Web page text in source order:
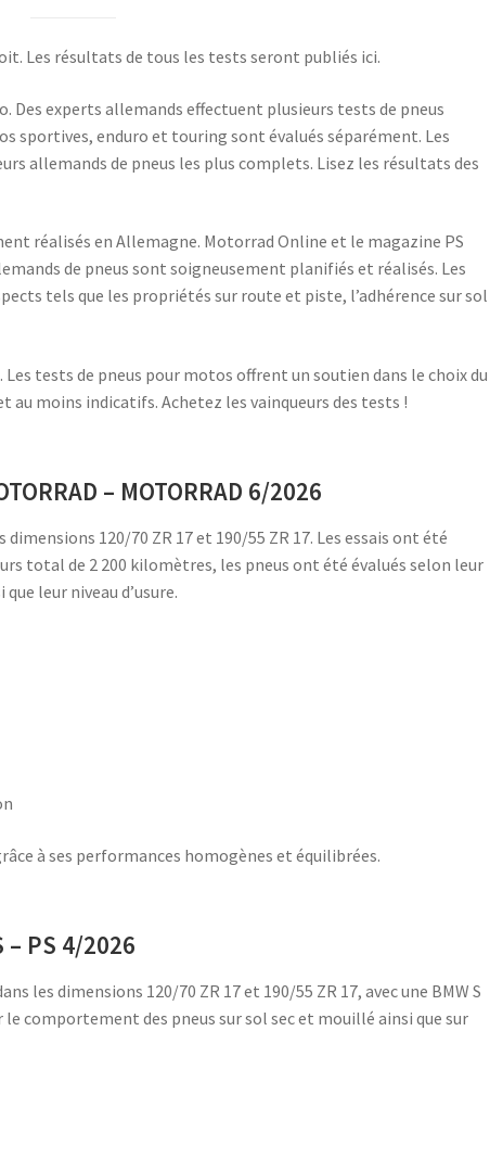
Les résultats de tous les tests seront publiés ici.
Des experts allemands effectuent plusieurs tests de pneus
sportives, enduro et touring sont évalués séparément. Les
allemands de pneus les plus complets. Lisez les résultats des
réalisés en Allemagne. Motorrad Online et le magazine PS
de pneus sont soigneusement planifiés et réalisés. Les
tels que les propriétés sur route et piste, l’adhérence sur sol
tests de pneus pour motos offrent un soutien dans le choix du
moins indicatifs. Achetez les vainqueurs des tests !
– MOTORRAD 6/2026
120/70 ZR 17 et 190/55 ZR 17. Les essais ont été
total de 2 200 kilomètres, les pneus ont été évalués selon leur
leur niveau d’usure.
à ses performances homogènes et équilibrées.
PS 4/2026
les dimensions 120/70 ZR 17 et 190/55 ZR 17, avec une BMW S
comportement des pneus sur sol sec et mouillé ainsi que sur